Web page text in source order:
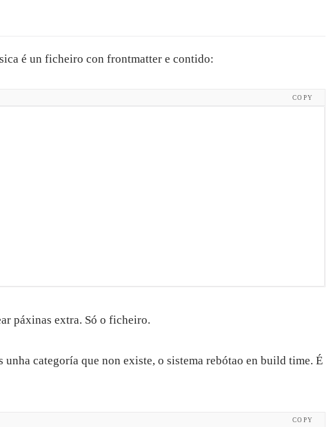
é un ficheiro con frontmatter e contido:
COPY
páxinas extra. Só o ficheiro.
categoría que non existe, o sistema rebótao en build time. É
COPY